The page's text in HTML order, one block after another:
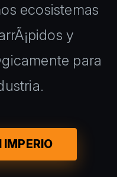
ecosistemas
y
para
IMPERIO